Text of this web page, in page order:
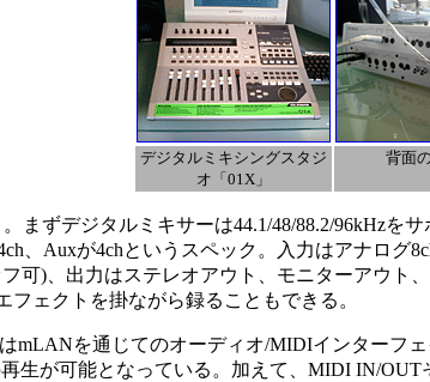
デジタルミキシングスタジ
オ「01X」
背面
ずデジタルミキサーは44.1/48/88.2/96kHzを
、Auxが4chというスペック。入力はアナログ
可)、出力はステレオアウト、モニターアウ
ェクトを掛ながら録ることもできる。
を通じてのオーディオ/MIDIインターフ
生が可能となっている。加えて、MIDI IN/